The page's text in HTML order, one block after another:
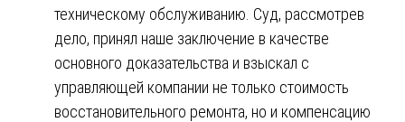
техническому обслуживанию. Суд, рассмотрев
дело, принял наше заключение в качестве
основного доказательства и взыскал с
управляющей компании не только стоимость
восстановительного ремонта, но и компенсацию